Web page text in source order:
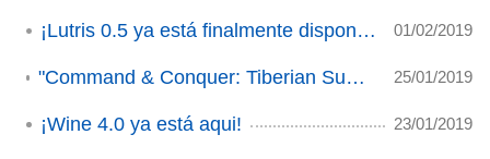
¡Lutris 0.5 ya está finalmente disponible! 01/02/2019
"Command & Conquer: Tiberian Sun" disponible en Snap. 25/01/2019
¡Wine 4.0 ya está aqui! 23/01/2019